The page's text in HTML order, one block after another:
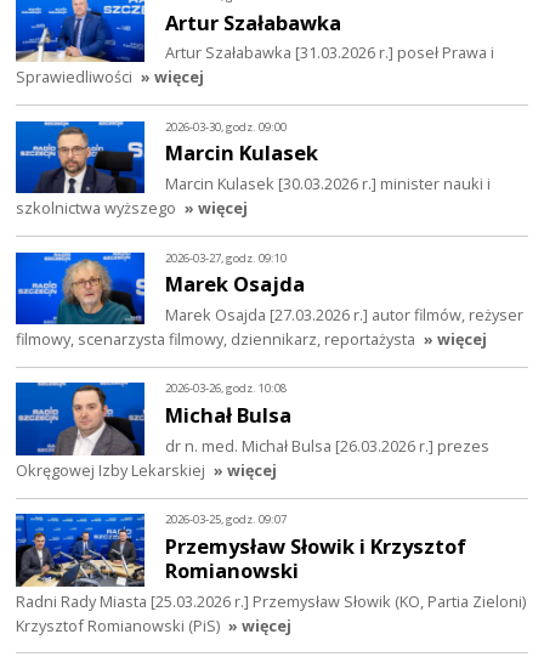
Artur Szałabawka
Artur Szałabawka [31.03.2026 r.] poseł Prawa i
Sprawiedliwości » więcej
2026-03-30, godz. 09:00
Marcin Kulasek
Marcin Kulasek [30.03.2026 r.] minister nauki i
szkolnictwa wyższego » więcej
2026-03-27, godz. 09:10
Marek Osajda
Marek Osajda [27.03.2026 r.] autor filmów, reżyser
filmowy, scenarzysta filmowy, dziennikarz, reportażysta » więcej
2026-03-26, godz. 10:08
Michał Bulsa
dr n. med. Michał Bulsa [26.03.2026 r.] prezes
Okręgowej Izby Lekarskiej » więcej
2026-03-25, godz. 09:07
Przemysław Słowik i Krzysztof
Romianowski
Radni Rady Miasta [25.03.2026 r.] Przemysław Słowik (KO, Partia Zieloni)
Krzysztof Romianowski (PiS) » więcej